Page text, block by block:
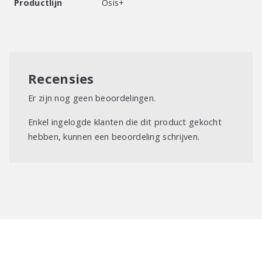
Productlijn Osis+
Recensies
Er zijn nog geen beoordelingen.
Enkel ingelogde klanten die dit product gekocht
hebben, kunnen een beoordeling schrijven.